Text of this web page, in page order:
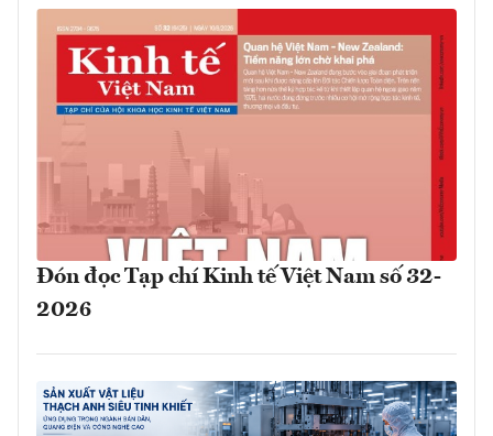
Đón đọc Tạp chí Kinh tế Việt Nam số 32-
2026